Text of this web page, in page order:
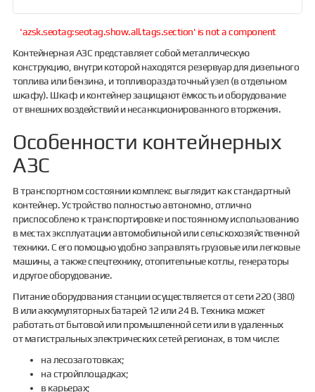
'azsk.seotag:seotag.show.all.tags.section' is not a component
Контейнерная АЗС представляет собой металлическую
конструкцию, внутри которой находятся резервуар для дизельного
топлива или бензина, и топливораздаточный узел (в отдельном
шкафу). Шкаф и контейнер защищают ёмкость и оборудование
от внешних воздействий и несанкционированного вторжения.
Особенности контейнерных
АЗС
В транспортном состоянии комплекс выглядит как стандартный
контейнер. Устройство полностью автономно, отлично
приспособлено к транспортировке и постоянному использованию
в местах эксплуатации автомобильной или сельскохозяйственной
техники. С его помощью удобно заправлять грузовые или легковые
машины, а также спецтехнику, отопительные котлы, генераторы
и другое оборудование.
Питание оборудования станции осуществляется от сети 220 (380)
В или аккумуляторных батарей 12 или 24 В. Техника может
работать от бытовой или промышленной сети или в удаленных
от магистральных электрических сетей регионах, в том числе:
на лесозаготовках;
на стройплощадках;
в карьерах;